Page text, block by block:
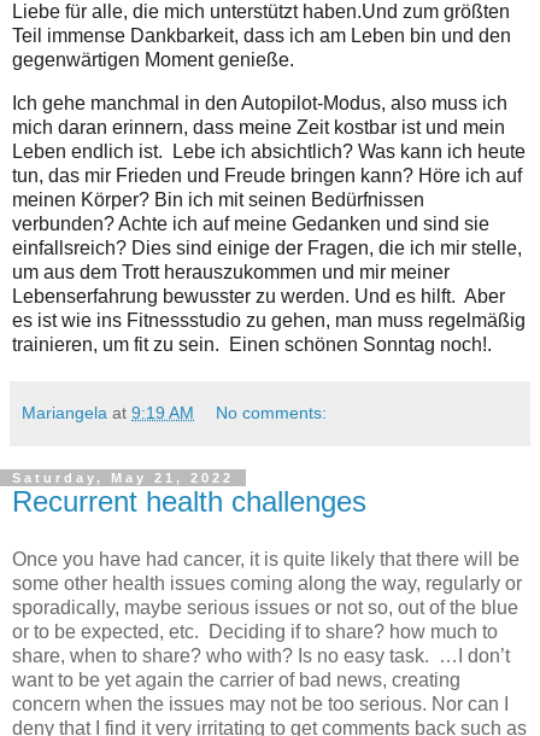
Liebe für alle, die mich unterstützt haben.Und zum größten
Teil immense Dankbarkeit, dass ich am Leben bin und den
gegenwärtigen Moment genieße.
Ich gehe manchmal in den Autopilot-Modus, also muss ich
mich daran erinnern, dass meine Zeit kostbar ist und mein
Leben endlich ist.  Lebe ich absichtlich? Was kann ich heute
tun, das mir Frieden und Freude bringen kann? Höre ich auf
meinen Körper? Bin ich mit seinen Bedürfnissen
verbunden? Achte ich auf meine Gedanken und sind sie
einfallsreich? Dies sind einige der Fragen, die ich mir stelle,
um aus dem Trott herauszukommen und mir meiner
Lebenserfahrung bewusster zu werden. Und es hilft.  Aber
es ist wie ins Fitnessstudio zu gehen, man muss regelmäßig
trainieren, um fit zu sein.  Einen schönen Sonntag noch!.
Mariangela at 9:19 AM No comments:
Saturday, May 21, 2022
Recurrent health challenges
Once you have had cancer, it is quite likely that there will be
some other health issues coming along the way, regularly or
sporadically, maybe serious issues or not so, out of the blue
or to be expected, etc. Deciding if to share? how much to
share, when to share? who with? Is no easy task. …I don’t
want to be yet again the carrier of bad news, creating
concern when the issues may not be too serious. Nor can I
deny that I find it very irritating to get comments back such as